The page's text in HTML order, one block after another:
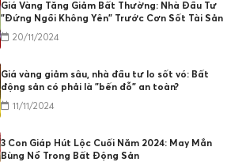
Giá Vàng Tăng Giảm Bất Thường: Nhà Đầu Tư
"Đứng Ngồi Không Yên" Trước Cơn Sốt Tài Sản
20/11/2024
Giá vàng giảm sâu, nhà đầu tư lo sốt vó: Bất
động sản có phải là "bến đỗ" an toàn?
11/11/2024
3 Con Giáp Hút Lộc Cuối Năm 2024: May Mắn
Bùng Nổ Trong Bất Động Sản